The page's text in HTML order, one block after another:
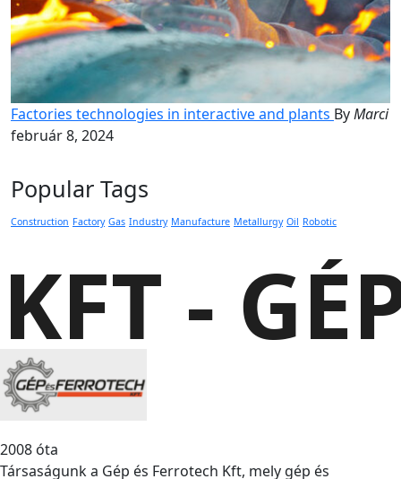
Factories technologies in interactive and plants ByMarci
február 8, 2024
Popular Tags
Construction Factory Gas Industry Manufacture Metallurgy Oil Robotic
-
2008 óta
Társaságunk a Gép és Ferrotech Kft, mely gép és